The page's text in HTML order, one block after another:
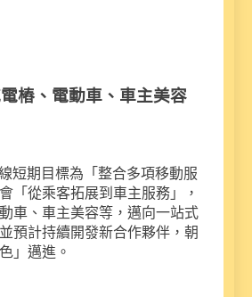
樁、電動車、車主美容
短期目標為「整合多項移動服
「從乘客拓展到車主服務」，
車、車主美容等，邁向一站式
預計持續開發新合作夥伴，朝
」邁進。